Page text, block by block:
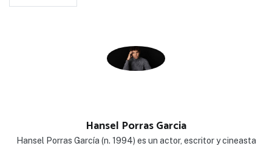
Hansel Porras Garcia
Hansel Porras García (n. 1994) es un actor, escritor y cineasta